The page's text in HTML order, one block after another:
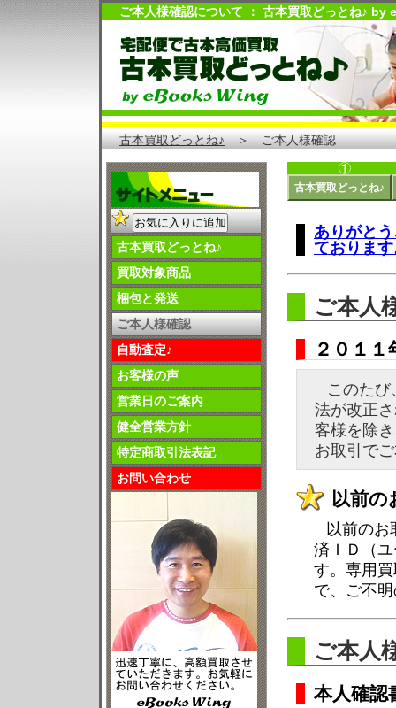
ご本人様確認について ： 古本買取どっとね♪ by
古本買取どっとね♪＞ ご本人様確認
古本買取どっとね♪
ありがと
ておりま
ご本人
２０１
このた
法が改正
客様を除
お取引で
以前の
以前の
済ＩＤ（
す。専用
で、ご不
ご本人
本人確認
お気に入りに追加
古本買取どっとね♪
買取対象商品
梱包と発送
ご本人様確認
自動査定♪
お客様の声
営業日のご案内
健全営業方針
特定商取引法表記
お問い合わせ